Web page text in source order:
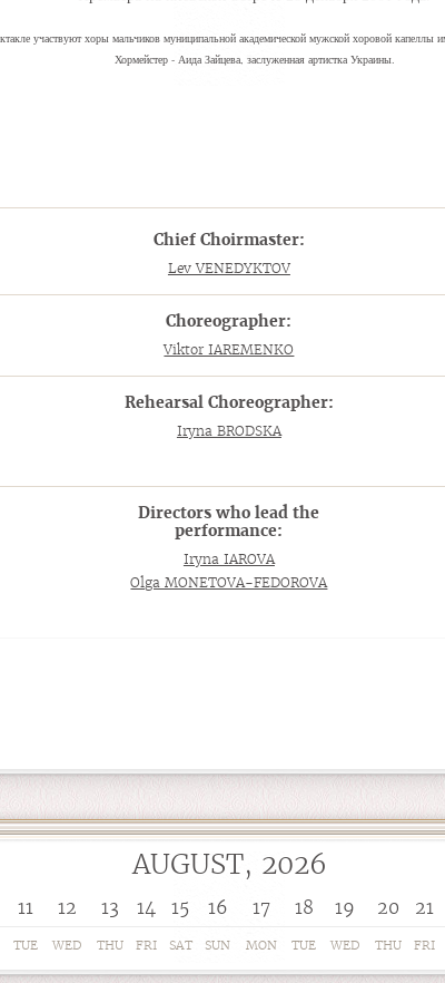
участвуют хоры мальчиков муниципальной академической мужской хоровой капеллы
Хормейстер - Аида Зайцева, заслуженная артистка Украины.
Chief Choirmaster:
Lev VENEDYKTOV
Choreographer:
Viktor IAREMENKO
Rehearsal Choreographer:
Iryna BRODSKA
Directors who lead the
performance:
Iryna IAROVA
Olga MONETOVA-FEDOROVA
AUGUST, 2026
11 12 13 14 15 16 17 18 19 20 21
TUE WED THU FRI SAT SUN MON TUE WED THU FRI